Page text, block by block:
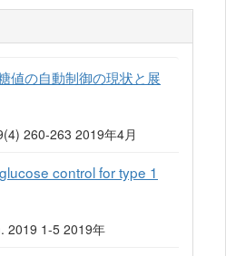
値の自動制御の現状と展
260-263 2019年4月
control for type 1
2019 1-5 2019年